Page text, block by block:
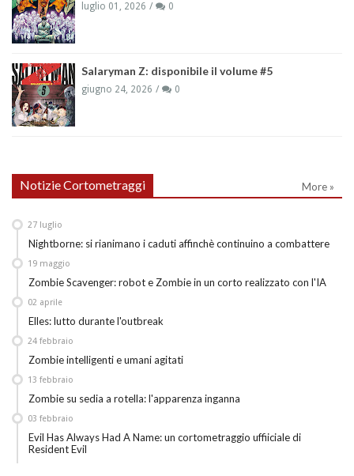
luglio 01, 2026 0
Salaryman Z: disponibile il volume #5
giugno 24, 2026 0
Notizie Cortometraggi More »
Nightborne: si rianimano i caduti affinchè continuino a combattere
27 luglio
Zombie Scavenger: robot e Zombie in un corto realizzato con l'IA
19 maggio
Elles: lutto durante l'outbreak
02 aprile
Zombie intelligenti e umani agitati
24 febbraio
Zombie su sedia a rotella: l'apparenza inganna
13 febbraio
Evil Has Always Had A Name: un cortometraggio uffiiciale di
Resident Evil
03 febbraio